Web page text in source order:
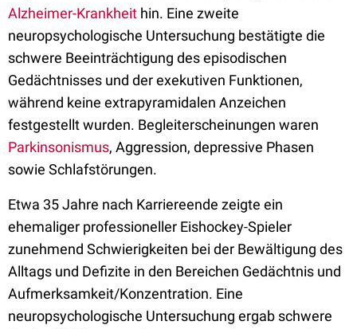
Alzheimer-Krankheit hin. Eine zweite
neuropsychologische Untersuchung bestätigte die
schwere Beeinträchtigung des episodischen
Gedächtnisses und der exekutiven Funktionen,
während keine extrapyramidalen Anzeichen
festgestellt wurden. Begleiterscheinungen waren
Parkinsonismus, Aggression, depressive Phasen
sowie Schlafstörungen.
Etwa 35 Jahre nach Karriereende zeigte ein
ehemaliger professioneller Eishockey-Spieler
zunehmend Schwierigkeiten bei der Bewältigung des
Alltags und Defizite in den Bereichen Gedächtnis und
Aufmerksamkeit/Konzentration. Eine
neuropsychologische Untersuchung ergab schwere